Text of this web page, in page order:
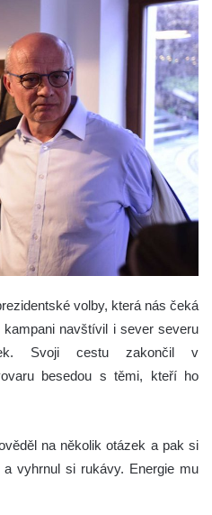
volby, která nás čeká
navštívil i sever severu
Svoji cestu zakončil v
besedou s těmi, kteří ho
na několik otázek a pak si
vyhrnul si rukávy. Energie mu